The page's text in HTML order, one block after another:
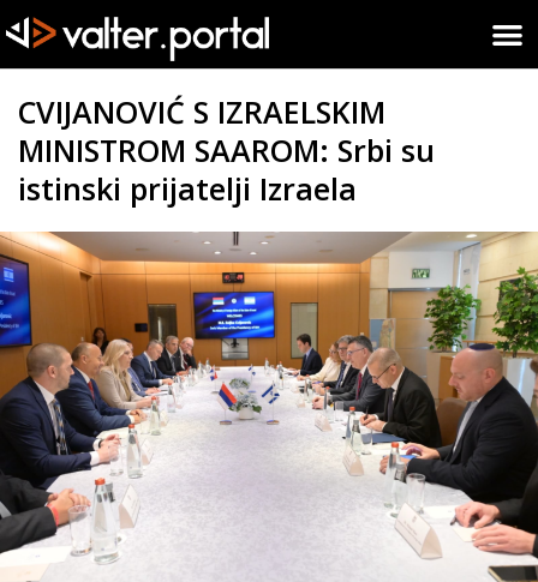
CVIJANOVIĆ S IZRAELSKIM
MINISTROM SAAROM: Srbi su
istinski prijatelji Izraela